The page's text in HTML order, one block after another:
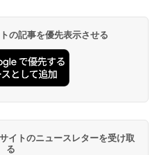
の記事を優先表示させる
イトのニュースレターを受け取
る